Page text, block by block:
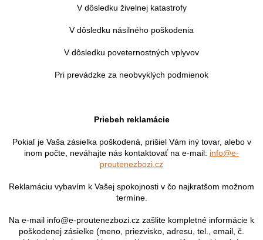
V dôsledku živelnej katastrofy
V dôsledku násilného poškodenia
V dôsledku poveternostných vplyvov
Pri prevádzke za neobvyklých podmienok
Priebeh reklamácie
Pokiaľ je Vaša zásielka poškodená, prišiel Vám iný tovar, alebo v
inom počte, neváhajte nás kontaktovať na e-mail: info@e-
proutenezbozi.cz
Reklamáciu vybavím k Vašej spokojnosti v čo najkratšom možnom
termíne.
Na e-mail info@e-proutenezbozi.cz zašlite kompletné informácie k
poškodenej zásielke (meno, priezvisko, adresu, tel., email, č.